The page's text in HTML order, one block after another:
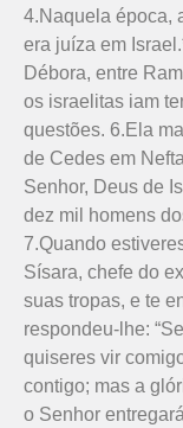
4.Naquela época,
era juíza em
Débora, entre
os israelitas iam
questões. 6.Ela
de Cedes em
Senhor, Deus de
dez mil homens
7.Quando
Sísara, chefe do
suas tropas, e te
respondeu-lhe:
quiseres vir
contigo; mas a
o Senhor